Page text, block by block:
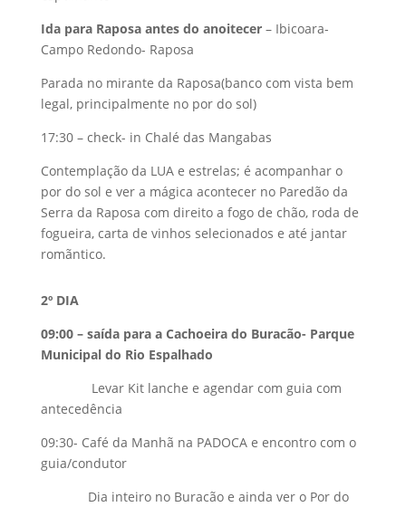
Ida para Raposa antes do anoitecer– Ibicoara-
Campo Redondo- Raposa
Parada no mirante da Raposa(banco com vista bem
legal, principalmente no por do sol)
17:30 – check- in Chalé das Mangabas
Contemplação da LUA e estrelas; é acompanhar o
por do sol e ver a mágica acontecer no Paredão da
Serra da Raposa com direito a fogo de chão, roda de
fogueira, carta de vinhos selecionados e até jantar
romãntico.
2º DIA
09:00 – saída para a Cachoeira do Buracão- Parque
Municipal do Rio Espalhado
Levar Kit lanche e agendar com guia com
antecedência
09:30- Café da Manhã na PADOCA e encontro com o
guia/condutor
Dia inteiro no Buracão e ainda ver o Por do